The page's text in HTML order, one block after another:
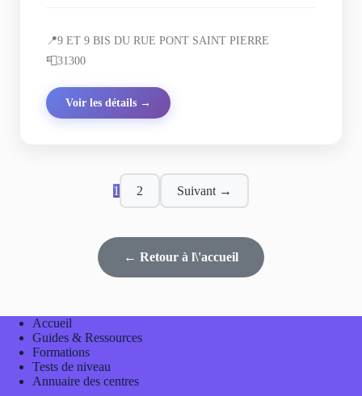
📍9 ET 9 BIS DU RUE PONT SAINT PIERRE
📮31300
Voir les détails →
1 2 Suivant →
← Retour à l\'accueil
Accueil
Guides & Ressources
Formations
Tests de niveau
Annuaire des centres